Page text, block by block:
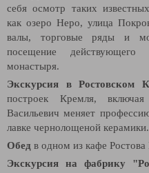
себя осмотр таких
как озеро Неро, улица
валы, торговые ряды и
посещение действующего
монастыря.
Экскурсия в Ростовском
построек Кремля,
Васильевич меняет
лавке чернолощеной керамики.
Обед в одном из кафе Ростова
Экскурсия на фабрику